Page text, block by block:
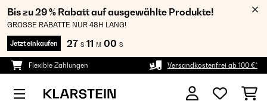
Bis zu 29 % Rabatt auf ausgewählte Produkte!
GROSSE RABATTE NUR 48H LANG!
Jetzt einkaufen 27 S 11 M 00 S
Flexible Zahlungen Versandkostenfrei ab 100 €*